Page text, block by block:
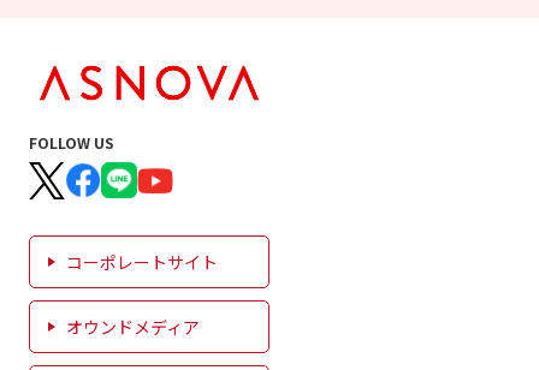
FOLLOW US
コーポレートサイト
オウンドメディア